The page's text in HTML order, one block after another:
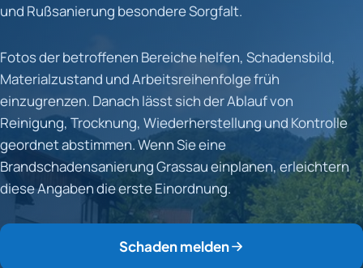
und Rußsanierung besondere Sorgfalt.
Fotos der betroffenen Bereiche helfen, Schadensbild,
Materialzustand und Arbeitsreihenfolge früh
einzugrenzen. Danach lässt sich der Ablauf von
Reinigung, Trocknung, Wiederherstellung und Kontrolle
geordnet abstimmen. Wenn Sie eine
Brandschadensanierung Grassau einplanen, erleichtern
diese Angaben die erste Einordnung.
Schaden melden